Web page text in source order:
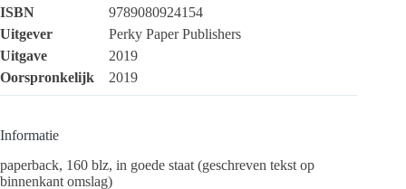
ISBN
9789080924154
Uitgever
Perky Paper Publishers
Uitgave
2019
Oorspronkelijk
2019
Informatie
paperback, 160 blz, in goede staat (geschreven tekst op
binnenkant omslag)